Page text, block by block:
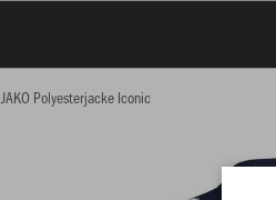
JAKO Polyesterjacke Iconic